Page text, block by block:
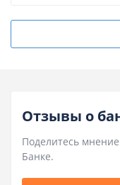
Отзывы о
Поделитесь
Банке.